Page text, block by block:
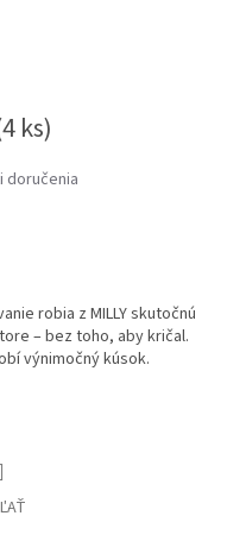
ks)
doručenia
robia z MILLY skutočnú
– bez toho, aby kričal.
výnimočný kúsok.